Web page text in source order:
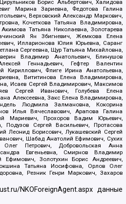
Борис Альбертович, Халидова
Марина Зариевна, Федотова Галина
Верховский Александр Маркович,
Кочеткова Татьяна Владимировна,
Татьяна Николаевна, Золотарева
Ян Збигневич, Жемкова Елена
Илларионова Юлия Юрьевна, Саранг
Сергеевна, Щур Татьяна Михайловна,
Владимир Анатольевич, Блинушов
Геннадьевич, Гефтер Валентин
Кириллович, Флиге Ирина Анатольевна,
Вититинова Елена Владимировна,
Исаев Сергей Владимирович, Максимов
Сергей Иванович, Голубева Елена
Алексеевна, Закс Елена Владимировна,
Людмила Залмановна, Кокорина
Илья Вячеславович, Арапова Галина
Мариевич, Прохоров Вадим Юрьевич,
Сергей Васильевич, Протасова
Леонид Борисович, Лукашевский Сергей
Шабад Анатолий Ефимович, Сухих
Петрович, Добровольская Анна
Евгеньевна, Смирнов Владимир
Ефимович, Золотухин Борис Андреевич,
Татьяна Иосифовна, Орлов Олег
Резник Генри Маркович, Захаров
NKOForeignAgent.aspxданные